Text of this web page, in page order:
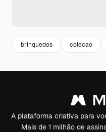
brinquedos colecao
A plataforma criativa para
Mais de 1 milhão de